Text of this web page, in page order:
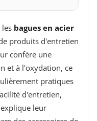
les bagues en acier
produits d'entretien
confère une
et à l'oxydation, ce
pratiques
d'entretien,
leur